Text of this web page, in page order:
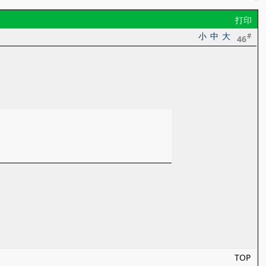
打印
46#
大
中
小
TOP